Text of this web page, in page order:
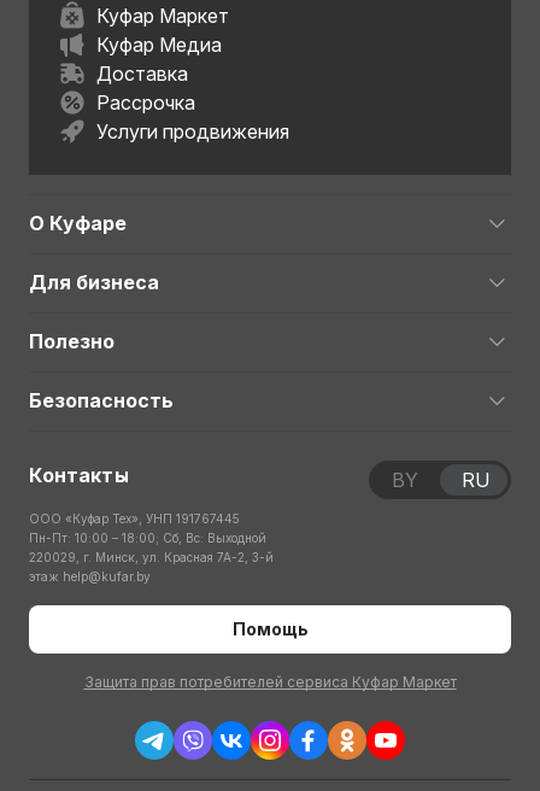
Куфар Маркет
Куфар Медиа
Доставка
Рассрочка
Услуги продвижения
О Куфаре
Для бизнеса
Полезно
Безопасность
Контакты
ООО «Куфар Тех», УНП 191767445
Пн-Пт: 10:00 – 18:00; Сб, Вс: Выходной
220029, г. Минск, ул. Красная 7А-2, 3-й
этаж help@kufar.by
Помощь
Защита прав потребителей сервиса Куфар Маркет
BY RU